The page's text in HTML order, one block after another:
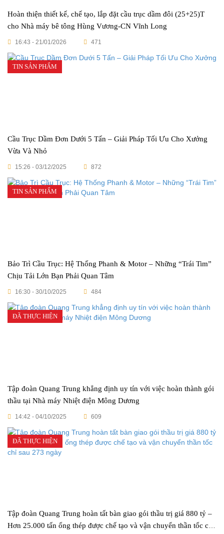
Hoàn thiện thiết kế, chế tạo, lắp đặt cầu trục dầm đôi (25+25)T
cho Nhà máy bê tông Hùng Vương-CN Vĩnh Long
16:43 - 21/01/2026 471
TIN SẢN PHẨM
Cầu Trục Dầm Đơn Dưới 5 Tấn – Giải Pháp Tối Ưu Cho Xưởng
Vừa Và Nhỏ
15:26 - 03/12/2025 872
TIN SẢN PHẨM
Bảo Trì Cầu Trục: Hệ Thống Phanh & Motor – Những “Trái Tim”
Chịu Tải Lớn Bạn Phải Quan Tâm
16:30 - 30/10/2025 484
ĐÃ THỰC HIỆN
Tập đoàn Quang Trung khẳng định uy tín với việc hoàn thành gói
thầu tại Nhà máy Nhiệt điện Mông Dương
14:42 - 04/10/2025 609
ĐÃ THỰC HIỆN
Tập đoàn Quang Trung hoàn tất bàn giao gói thầu trị giá 880 tỷ –
Hơn 25.000 tấn ống thép được chế tạo và vận chuyển thần tốc chỉ